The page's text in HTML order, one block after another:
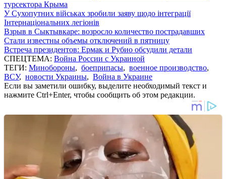
турсектора Крыма
У Сухопутних військах зробили заяву щодо інтеграції
Інтернаціональних легіонів
Взрыв в Сыктывкаре: возросло количество пострадавших
Стали известны объемы отключений в пятницу
Встреча президентов: Ермак и Рубио обсудили детали
СПЕЦТЕМА: Война России с Украиной
ТЕГИ: Минобороны, боеприпасы, военное производство,
ВСУ, новости Украины, Война в Украине
Если вы заметили ошибку, выделите необходимый текст и
нажмите Ctrl+Enter, чтобы сообщить об этом редакции.